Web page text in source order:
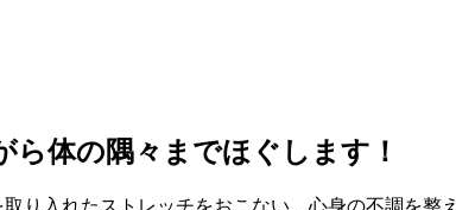
体の隅々までほぐします！
り入れたストレッチをおこない、心身の不調を整